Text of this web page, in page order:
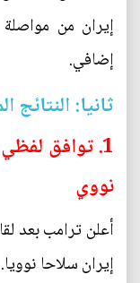
إيران من
إضافي.
ثانيا: النتائج
1. توافق
نووي
أعلن ترامب بعد
إيران سلاحا